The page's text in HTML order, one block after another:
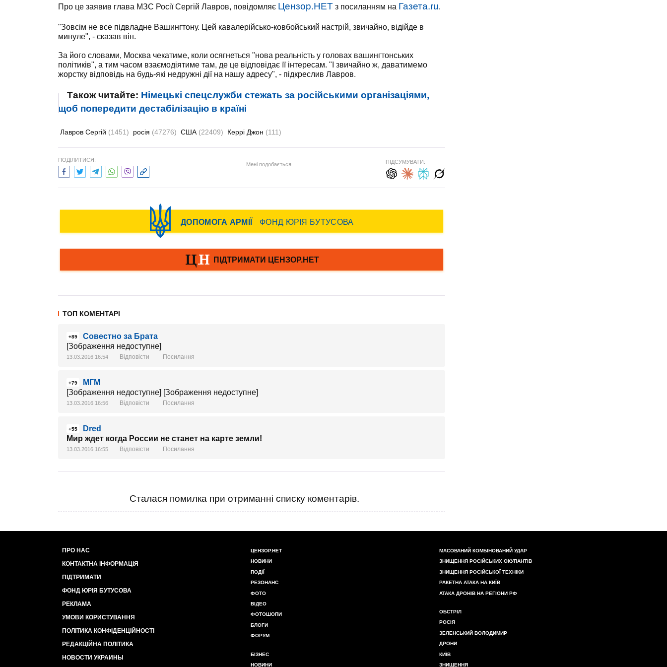
Про це заявив глава МЗС Росії Сергій Лавров, повідомляє Цензор.НЕТ з посиланням на Газета.ru.
"Зовсім не все підвладне Вашингтону. Цей кавалерійсько-ковбойський настрій, звичайно, відійде в
минуле", - сказав він.
За його словами, Москва чекатиме, коли осягнеться "нова реальність у головах вашингтонських
політиків", а тим часом взаємодіятиме там, де це відповідає її інтересам. "І звичайно ж, даватимемо
жорстку відповідь на будь-які недружні дії на нашу адресу", - підкреслив Лавров.
Також читайте: Німецькі спецслужби стежать за російськими організаціями,
щоб попередити дестабілізацію в країні
Лавров Сергій (1451) росія (47276) США (22409) Керрі Джон (111)
ПОДІЛИТИСЯ:
Мені подобається ПІДСУМУВАТИ:
ТОП КОМЕНТАРІ
+89
Совестно за Брата
[Зображення недоступне]
13.03.2016 16:54 Відповісти Посилання
+79
МГМ
[Зображення недоступне] [Зображення недоступне]
13.03.2016 16:56 Відповісти Посилання
+55
Dred
Мир ждет когда России не станет на карте земли!
13.03.2016 16:55 Відповісти Посилання
Сталася помилка при отриманні списку коментарів.
ПРО НАС
КОНТАКТНА ІНФОРМАЦІЯ
ПІДТРИМАТИ
ФОНД ЮРІЯ БУТУСОВА
РЕКЛАМА
УМОВИ КОРИСТУВАННЯ
ПОЛІТИКА КОНФІДЕНЦІЙНОСТІ
РЕДАКЦІЙНА ПОЛІТИКА
НОВОСТИ УКРАИНЫ
ЦЕНЗОР.НЕТ
НОВИНИ
ПОДІЇ
РЕЗОНАНС
ФОТО
ВІДЕО
ФОТОШОПИ
БЛОГИ
ФОРУМ
БІЗНЕС
НОВИНИ
МАСОВАНИЙ КОМБІНОВАНИЙ УДАР
ЗНИЩЕННЯ РОСІЙСЬКИХ ОКУПАНТІВ
ЗНИЩЕННЯ РОСІЙСЬКОЇ ТЕХНІКИ
РАКЕТНА АТАКА НА КИЇВ
АТАКА ДРОНІВ НА РЕГІОНИ РФ
ОБСТРІЛ
РОСІЯ
ЗЕЛЕНСЬКИЙ ВОЛОДИМИР
ДРОНИ
КИЇВ
ЗНИЩЕННЯ